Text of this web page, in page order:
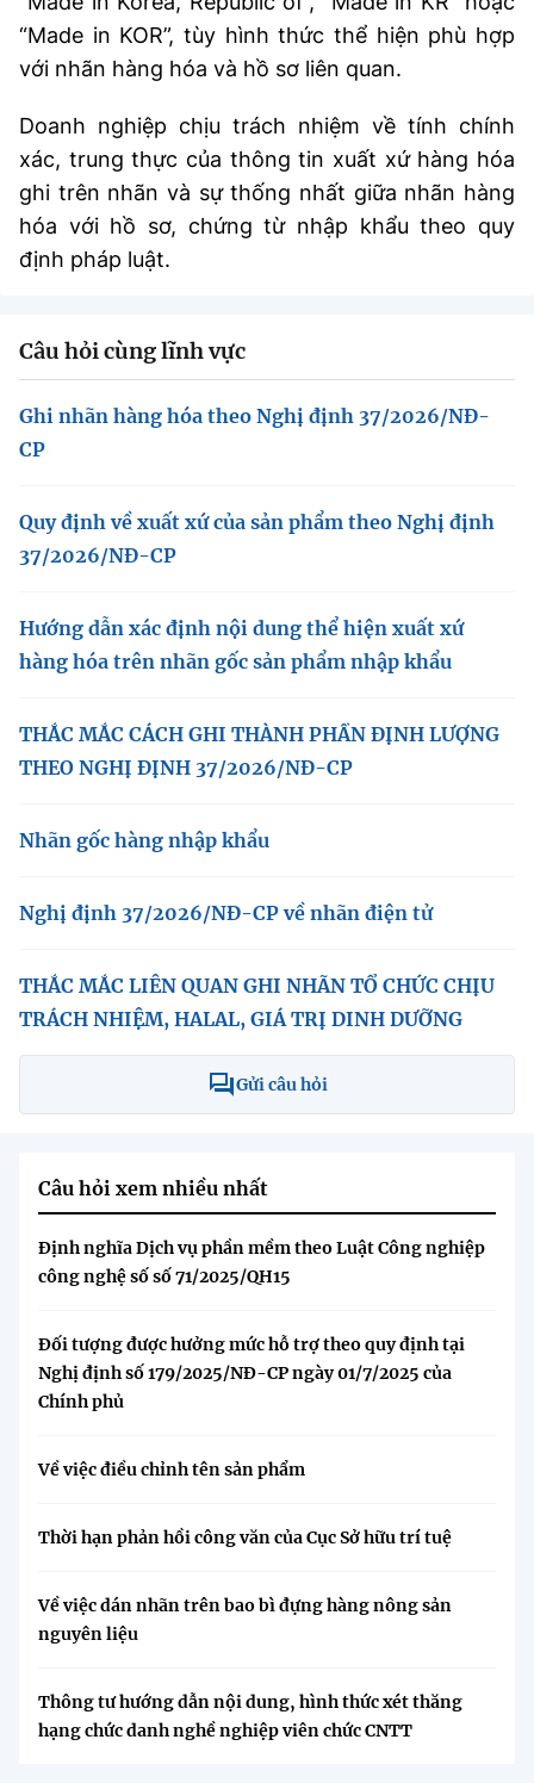
“Made in KOR”, tùy hình thức thể hiện phù hợp
với nhãn hàng hóa và hồ sơ liên quan.
Doanh nghiệp chịu trách nhiệm về tính chính
xác, trung thực của thông tin xuất xứ hàng hóa
ghi trên nhãn và sự thống nhất giữa nhãn hàng
hóa với hồ sơ, chứng từ nhập khẩu theo quy
định pháp luật.
Câu hỏi cùng lĩnh vực
Ghi nhãn hàng hóa theo Nghị định 37/2026/NĐ-
CP
Quy định về xuất xứ của sản phẩm theo Nghị định
37/2026/NĐ-CP
Hướng dẫn xác định nội dung thể hiện xuất xứ
hàng hóa trên nhãn gốc sản phẩm nhập khẩu
THẮC MẮC CÁCH GHI THÀNH PHẦN ĐỊNH LƯỢNG
THEO NGHỊ ĐỊNH 37/2026/NĐ-CP
Nhãn gốc hàng nhập khẩu
Nghị định 37/2026/NĐ-CP về nhãn điện tử
THẮC MẮC LIÊN QUAN GHI NHÃN TỔ CHỨC CHỊU
TRÁCH NHIỆM, HALAL, GIÁ TRỊ DINH DƯỠNG
Gửi câu hỏi
Câu hỏi xem nhiều nhất
Định nghĩa Dịch vụ phần mềm theo Luật Công nghiệp
công nghệ số số 71/2025/QH15
Đối tượng được hưởng mức hỗ trợ theo quy định tại
Nghị định số 179/2025/NĐ-CP ngày 01/7/2025 của
Chính phủ
Về việc điều chỉnh tên sản phẩm
Thời hạn phản hồi công văn của Cục Sở hữu trí tuệ
Về việc dán nhãn trên bao bì đựng hàng nông sản
nguyên liệu
Thông tư hướng dẫn nội dung, hình thức xét thăng
hạng chức danh nghề nghiệp viên chức CNTT